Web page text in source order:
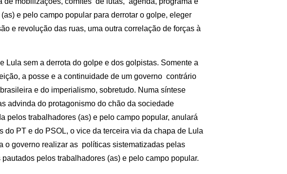
e pelo campo popular para derrotar o golpe, eleger
e revolução das ruas, uma outra correlação de forças à
Lula sem a derrota do golpe e dos golpistas. Somente a
a posse e a continuidade de um governo contrário
e do imperialismo, sobretudo. Numa síntese
advinda do protagonismo do chão da sociedade
pelos trabalhadores (as) e pelo campo popular, anulará
do PT e do PSOL, o vice da terceira via da chapa de Lula
o governo realizar as políticas sistematizadas pelas
pelos trabalhadores (as) e pelo campo popular.